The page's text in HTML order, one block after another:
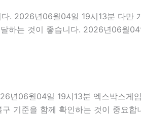
. 2026년06월04일 19시13분 다만
하는 것이 좋습니다. 2026년06월
년06월04일 19시13분 엑스박스게
기준을 함께 확인하는 것이 중요